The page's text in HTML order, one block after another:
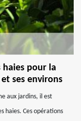
haies pour la
ses environs
aux jardins, il est
haies. Ces opérations